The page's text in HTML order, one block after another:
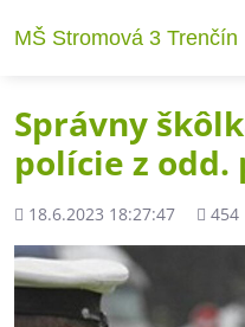
MŠ Stromová 3 Trenčín
Správny
polície z odd.
Pridané
18.6.2023 18:27:47
Počet
454